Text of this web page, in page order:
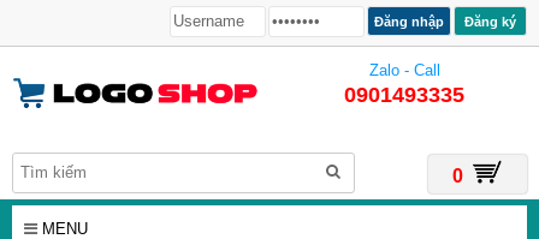
Đăng ký
Zalo - Call
0901493335
0
MENU